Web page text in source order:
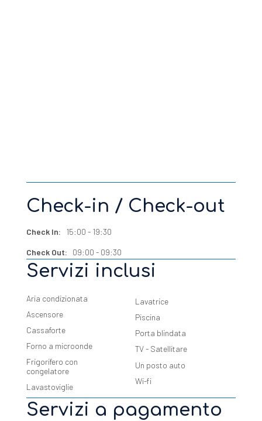
Check-in / Check-out
Check In: 15:00 - 19:30
Check Out: 09:00 - 09:30
Servizi inclusi
Aria condizionata
Ascensore
Cassaforte
Forno a microonde
Frigorifero con
congelatore
Lavastoviglie
Lavatrice
Piscina
Porta blindata
TV - Satellitare
Un posto auto
Wi-fi
Servizi a pagamento